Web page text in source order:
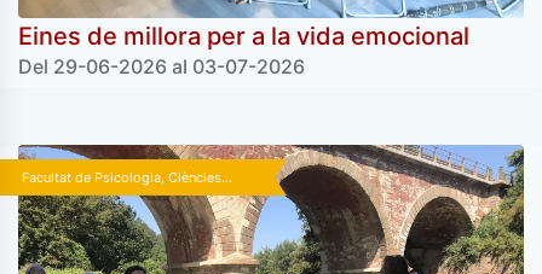
Eines de millora per a la vida emocional
Del 29-06-2026 al 03-07-2026
Facultat de Psicologia, Ciències...